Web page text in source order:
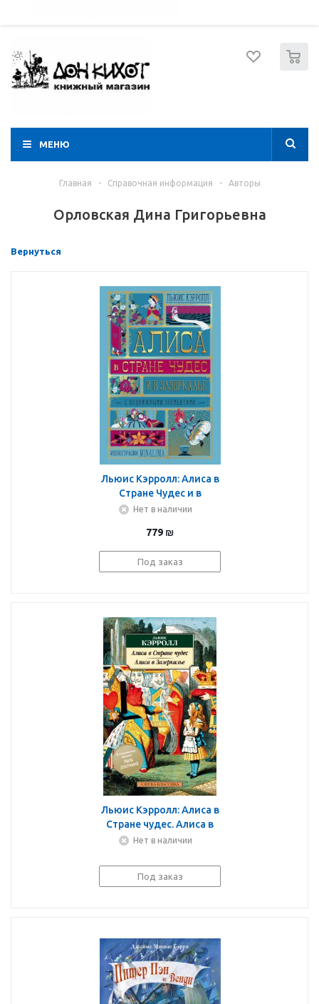
МЕНЮ
Главная - Справочная информация - Авторы
Орловская Дина Григорьевна
Вернуться
Льюис Кэрролл: Алиса в
Стране Чудес и в
Зазеркалье
Нет в наличии
779 ₪
Под заказ
Льюис Кэрролл: Алиса в
Стране чудес. Алиса в
Зазеркалье
Нет в наличии
Под заказ